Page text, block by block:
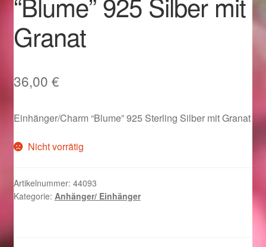
Im Gedenken an
Impressum
Karneval 2015 – Schmuck zu Fasching & Co.
Liefer- und Versandkosten
Magisches und Festliches zu Halloween
Granat
36,00 €
Einhänger/Charm “Blume” 925 Sterling Silber mit Granat
Nicht vorrätig
Artikelnummer: 44093
Kategorie: Anhänger/ Einhänger